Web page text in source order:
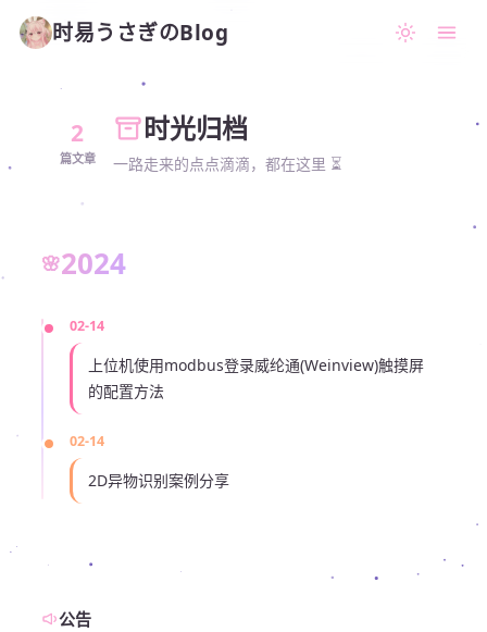
时易うさぎのBlog
2
篇文章
时光归档
一路走来的点点滴滴，都在这里 ⏳
2024
02-14
上位机使用modbus登录威纶通(Weinview)触摸屏
的配置方法
02-14
2D异物识别案例分享
公告